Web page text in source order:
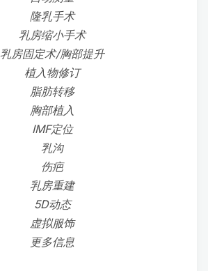
隆乳手术
乳房缩小手术
乳房固定术/胸部提升
植入物修订
脂肪转移
胸部植入
IMF定位
乳沟
伤疤
乳房重建
5D动态
虚拟服饰
更多信息